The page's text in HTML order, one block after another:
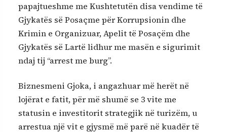
papajtueshme me Kushtetutën disa vendime të
Gjykatës së Posaçme për Korrupsionin dhe
Krimin e Organizuar, Apelit të Posaçëm dhe
Gjykatës së Lartë lidhur me masën e sigurimit
ndaj tij “arrest me burg”.
Biznesmeni Gjoka, i angazhuar më herët në
lojërat e fatit, për më shumë se 3 vite me
statusin e investitorit strategjik në turizëm, u
arrestua një vit e gjysmë më parë në kuadër të